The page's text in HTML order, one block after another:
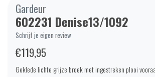
Gardeur
602231 Denise13/1092
Schrijf je eigen review
€119,95
Geklede lichte grijze broek met ingestreken plooi